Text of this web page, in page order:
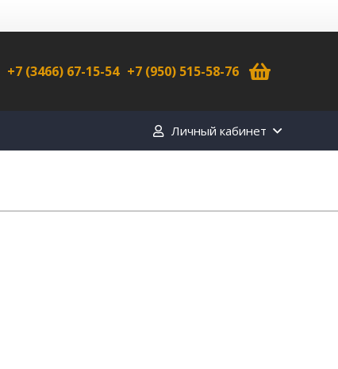
+7 (3466) 67-15-54 +7 (950) 515-58-76
Личный кабинет